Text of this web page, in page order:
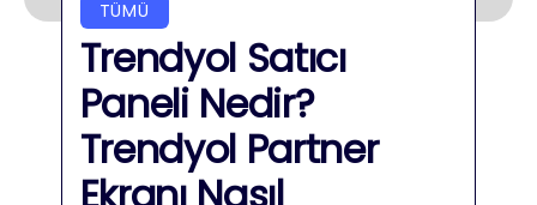
TÜMÜ
Trendyol Satıcı
Paneli Nedir?
Trendyol Partner